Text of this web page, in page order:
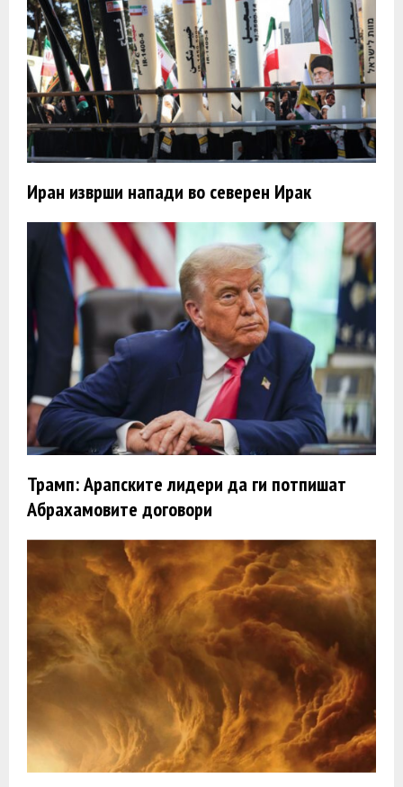
Иран изврши напади во северен Ирак
Трамп: Арапските лидери да ги потпишат
Абрахамовите договори